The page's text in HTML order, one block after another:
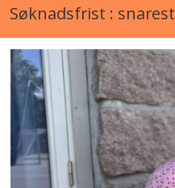
Søknadsfrist : snarest